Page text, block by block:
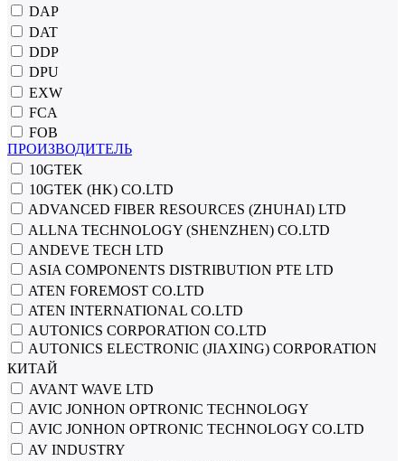
DAP
DAT
DDP
DPU
EXW
FCA
FOB
ПРОИЗВОДИТЕЛЬ
10GTEK
10GTEK (HK) CO.LTD
ADVANCED FIBER RESOURCES (ZHUHAI) LTD
ALLNA TECHNOLOGY (SHENZHEN) CO.LTD
ANDEVE TECH LTD
ASIA COMPONENTS DISTRIBUTION PTE LTD
ATEN FOREMOST CO.LTD
ATEN INTERNATIONAL CO.LTD
AUTONICS CORPORATION CO.LTD
AUTONICS ELECTRONIC (JIAXING) CORPORATION
КИТАЙ
AVANT WAVE LTD
AVIC JONHON OPTRONIC TECHNOLOGY
AVIC JONHON OPTRONIC TECHNOLOGY CO.LTD
AV INDUSTRY